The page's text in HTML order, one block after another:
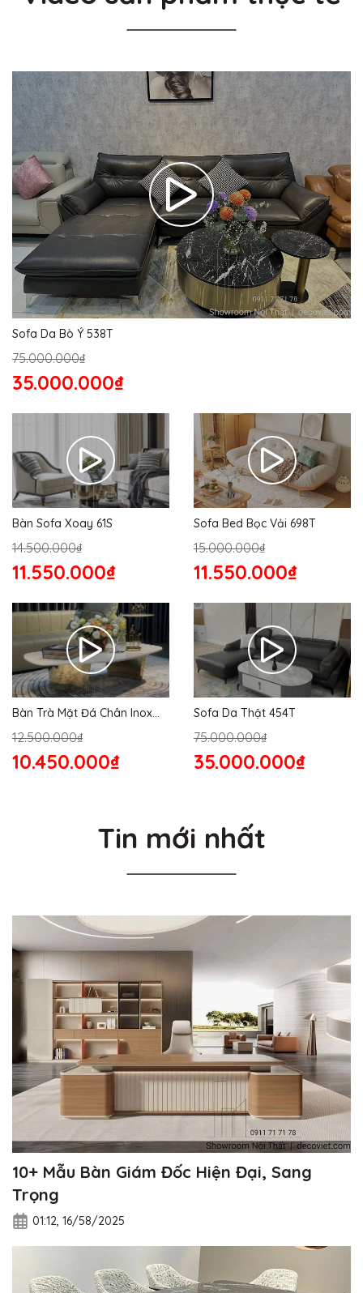
Sofa Da Bò Ý 538T
75.000.000₫
35.000.000₫
Bàn Sofa Xoay 61S
14.500.000₫
11.550.000₫
Sofa Bed Bọc Vải 698T
15.000.000₫
11.550.000₫
Bàn Trà Mặt Đá Chân Inox
12.500.000₫
10.450.000₫
Sofa Da Thật 454T
75.000.000₫
35.000.000₫
Tin mới nhất
10+ Mẫu Bàn Giám Đốc Hiện Đại, Sang
Trọng
01:12, 16/58/2025